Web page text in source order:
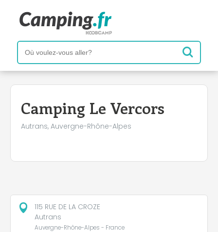
Camping Le Vercors
Autrans, Auvergne-Rhône-Alpes
−
115 RUE DE LA CROZE
Autrans
Auvergne-Rhône-Alpes - France